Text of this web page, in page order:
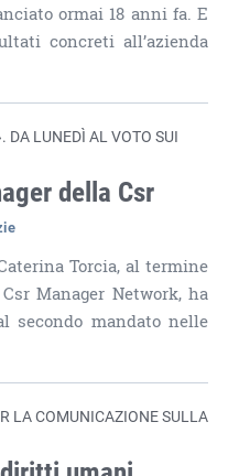
ormai 18 anni fa. E
concreti all’azienda
DA LUNEDÌ AL VOTO SUI
della Csr
Torcia, al termine
Manager Network, ha
secondo mandato nelle
LA COMUNICAZIONE SULLA